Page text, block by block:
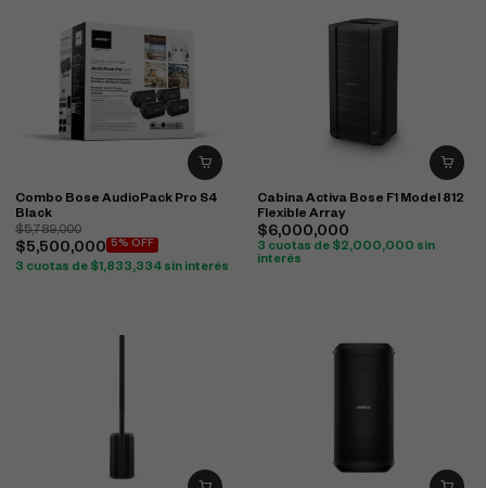
Combo Bose AudioPack Pro S4
Black
$5,789,000
$5,500,000 5% OFF
3 cuotas de $1,833,334 sin interés
Cabina Activa Bose F1 Model 812
Flexible Array
$6,000,000
3 cuotas de $2,000,000 sin
interés